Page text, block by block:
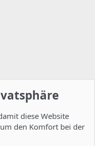
diese Website
den Komfort bei der